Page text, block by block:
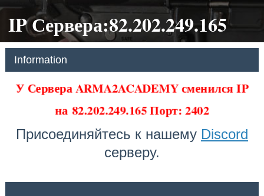
IP Сервера:82.202.249.165
Information
У Сервера ARMA2ACADEMY сменился IP
на82.202.249.165 Порт: 2402
Присоединяйтесь к нашему Discord
серверу.